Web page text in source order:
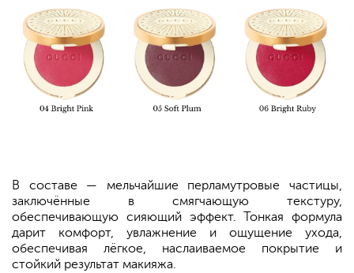
В составе — мельчайшие перламутровые частицы,
заключённые в смягчающую текстуру,
обеспечивающую сияющий эффект. Тонкая формула
дарит комфорт, увлажнение и ощущение ухода,
обеспечивая лёгкое, наслаиваемое покрытие и
стойкий результат макияжа.